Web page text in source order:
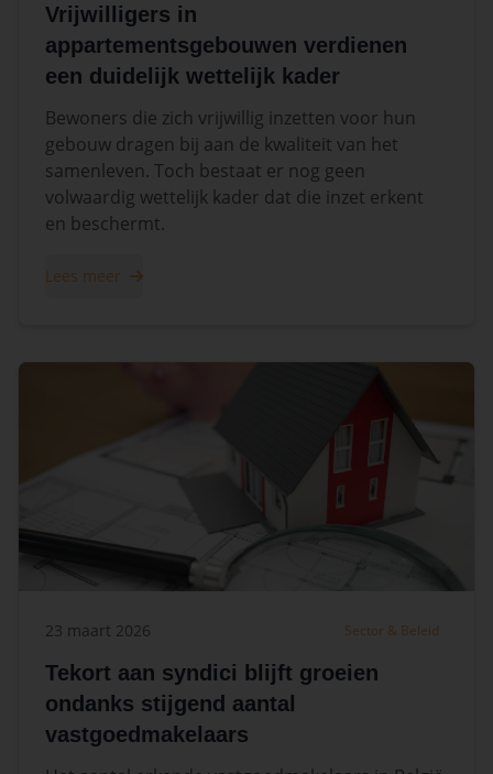
Vrijwilligers in
appartementsgebouwen verdienen
een duidelijk wettelijk kader
Bewoners die zich vrijwillig inzetten voor hun
gebouw dragen bij aan de kwaliteit van het
samenleven. Toch bestaat er nog geen
volwaardig wettelijk kader dat die inzet erkent
en beschermt.
Lees meer
23 maart 2026 Sector & Beleid
Tekort aan syndici blijft groeien
ondanks stijgend aantal
vastgoedmakelaars